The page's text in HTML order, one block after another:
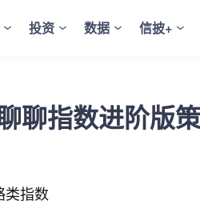
投资 数据 信披+
聊指数进阶版
类指数